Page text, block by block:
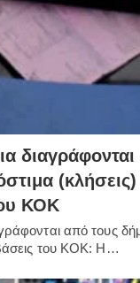
(κλήσεις)
ΚΟΚ
από τους
του ΚΟΚ: Η…